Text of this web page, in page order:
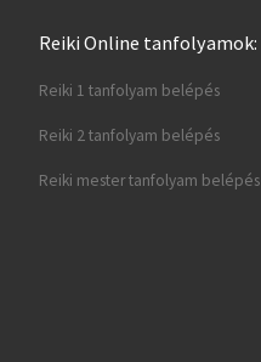
Reiki Online tanfolyamok:
Reiki 1 tanfolyam belépés
Reiki 2 tanfolyam belépés
Reiki mester tanfolyam belépés